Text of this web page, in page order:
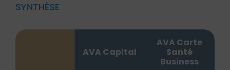
SYNTHÈSE
AVA Capital
AVA Carte
Santé
Business